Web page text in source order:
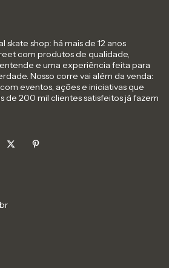
skate shop: há mais de 12 anos
com produtos de qualidade,
e uma experiência feita para
Nosso corre vai além da venda:
eventos, ações e iniciativas que
de 200 mil clientes satisfeitos já fazem